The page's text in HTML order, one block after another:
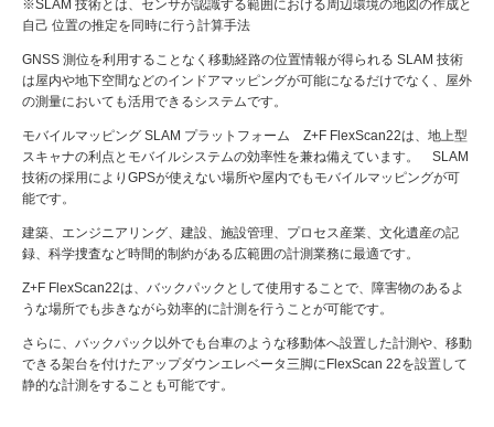
※SLAM 技術とは、センサが認識する範囲における周辺環境の地図の作成と
自己 位置の推定を同時に行う計算手法
GNSS 測位を利用することなく移動経路の位置情報が得られる SLAM 技術
は屋内や地下空間などのインドアマッピングが可能になるだけでなく、屋外
の測量においても活用できるシステムです。
モバイルマッピング SLAM プラットフォーム Z+F FlexScan22は、地上型
スキャナの利点とモバイルシステムの効率性を兼ね備えています。 SLAM
技術の採用によりGPSが使えない場所や屋内でもモバイルマッピングが可
能です。
建築、エンジニアリング、建設、施設管理、プロセス産業、文化遺産の記
録、科学捜査など時間的制約がある広範囲の計測業務に最適です。
Z+F FlexScan22は、バックパックとして使用することで、障害物のあるよ
うな場所でも歩きながら効率的に計測を行うことが可能です。
さらに、バックパック以外でも台車のような移動体へ設置した計測や、移動
できる架台を付けたアップダウンエレベータ三脚にFlexScan 22を設置して
静的な計測をすることも可能です。